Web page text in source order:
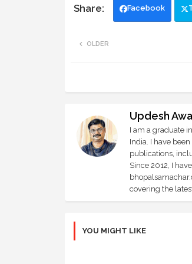
Facebook
OLDER
Updesh
I am a graduate
India. I have
publications,
Since 2012, I
covering the
YOU MIGHT LIKE